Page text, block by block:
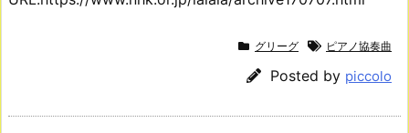
グリーグ ピアノ協奏曲
Posted by piccolo